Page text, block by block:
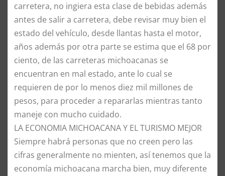
carretera, no ingiera esta clase de bebidas además
antes de salir a carretera, debe revisar muy bien el
estado del vehículo, desde llantas hasta el motor,
años además por otra parte se estima que el 68 por
ciento, de las carreteras michoacanas se
encuentran en mal estado, ante lo cual se
requieren de por lo menos diez mil millones de
pesos, para proceder a repararlas mientras tanto
maneje con mucho cuidado.
LA ECONOMIA MICHOACANA Y EL TURISMO MEJOR
Siempre habrá personas que no creen pero las
cifras generalmente no mienten, así tenemos que la
economía michoacana marcha bien, muy diferente